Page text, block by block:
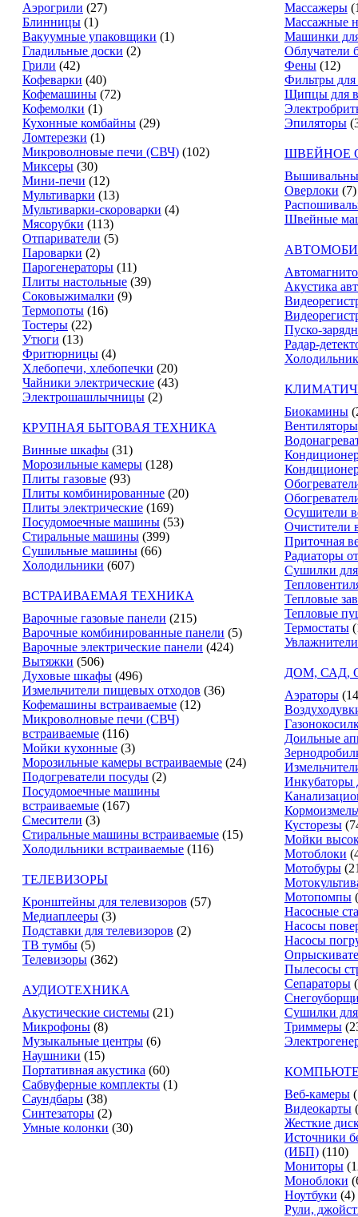
Аэрогрили (27)
Блинницы (1)
Вакуумные упаковщики (1)
Гладильные доски (2)
Грили (42)
Кофеварки (40)
Кофемашины (72)
Кофемолки (1)
Кухонные комбайны (29)
Ломтерезки (1)
Микроволновые печи (СВЧ) (102)
Миксеры (30)
Мини-печи (12)
Мультиварки (13)
Мультиварки-скороварки (4)
Мясорубки (113)
Отпариватели (5)
Пароварки (2)
Парогенераторы (11)
Плиты настольные (39)
Соковыжималки (9)
Термопоты (16)
Тостеры (22)
Утюги (13)
Фритюрницы (4)
Хлебопечи, хлебопечки (20)
Чайники электрические (43)
Электрошашлычницы (2)
КРУПНАЯ БЫТОВАЯ ТЕХНИКА
Винные шкафы (31)
Морозильные камеры (128)
Плиты газовые (93)
Плиты комбинированные (20)
Плиты электрические (169)
Посудомоечные машины (53)
Стиральные машины (399)
Сушильные машины (66)
Холодильники (607)
ВСТРАИВАЕМАЯ ТЕХНИКА
Варочные газовые панели (215)
Варочные комбинированные панели (5)
Варочные электрические панели (424)
Вытяжки (506)
Духовые шкафы (496)
Измельчители пищевых отходов (36)
Кофемашины встраиваемые (12)
Микроволновые печи (СВЧ)
встраиваемые (116)
Мойки кухонные (3)
Морозильные камеры встраиваемые (24)
Подогреватели посуды (2)
Посудомоечные машины
встраиваемые (167)
Смесители (3)
Стиральные машины встраиваемые (15)
Холодильники встраиваемые (116)
ТЕЛЕВИЗОРЫ
Кронштейны для телевизоров (57)
Медиаплееры (3)
Подставки для телевизоров (2)
ТВ тумбы (5)
Телевизоры (362)
АУДИОТЕХНИКА
Акустические системы (21)
Микрофоны (8)
Музыкальные центры (6)
Наушники (15)
Портативная акустика (60)
Сабвуферные комплекты (1)
Саундбары (38)
Синтезаторы (2)
Умные колонки (30)
Массажеры
Массажные
Машинки
Облучатели
Фены (12)
Фильтры
Щипцы для
Эпиляторы
ШВЕЙНОЕ
Оверлоки (7)
Швейные
Акустика
Пуско-
Радар-
Биокамины
Вентиляторы
Осушители
Очистители
Приточная
Радиаторы
Сушилки
Тепловые
Тепловые
Термостаты
ДОМ, САД,
Аэраторы
Доильные
Инкубаторы
Кусторезы
Мойки
Мотоблоки
Мотобуры
Мотопомпы
Насосные
Насосы
Насосы
Пылесосы
Сепараторы
Сушилки
Триммеры
Веб-камеры
Видеокарты
Жесткие
Источники
(ИБП) (110)
Мониторы
Моноблоки
Ноутбуки (4)
Рули,